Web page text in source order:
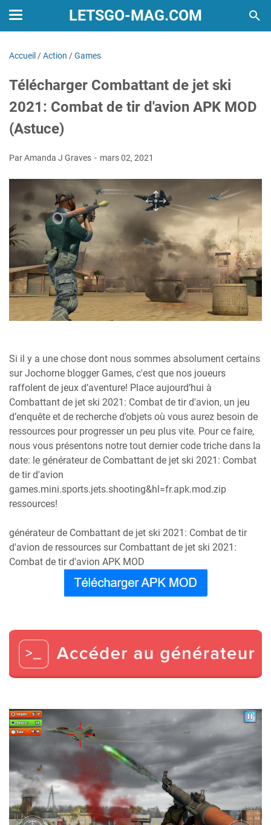
LETSGO-MAG.COM
Accueil /Action /Games
Télécharger Combattant de jet ski
2021: Combat de tir d'avion APK MOD
(Astuce)
Par Amanda J Graves mars 02, 2021
Si il y a une chose dont nous sommes absolument certains
sur Jochorne blogger Games, c'est que nos joueurs
raffolent de jeux d’aventure! Place aujourd’hui à
Combattant de jet ski 2021: Combat de tir d'avion, un jeu
d’enquête et de recherche d’objets où vous aurez besoin de
ressources pour progresser un peu plus vite. Pour ce faire,
nous vous présentons notre tout dernier code triche dans la
date: le générateur de Combattant de jet ski 2021: Combat
de tir d'avion
games.mini.sports.jets.shooting&hl=fr.apk.mod.zip
ressources!
générateur de Combattant de jet ski 2021: Combat de tir
d'avion de ressources sur Combattant de jet ski 2021:
Combat de tir d'avion APK MOD